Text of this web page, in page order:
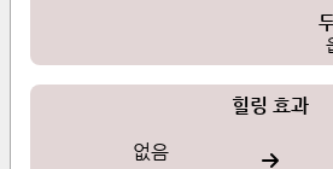
힐링 효과
없음